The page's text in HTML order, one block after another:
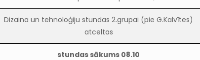
Dizaina un tehnoloģiju stundas 2.grupai (pie G.Kalvītes)
atceltas
stundas sākums 08.10